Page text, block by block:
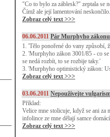
"Co to bylo za záblesk?" zeptala se
Čímž ale její lamentování
Zobraz celý text >>>
06.06.2011 Pár Murphyho zákonu
1. 'Tělo ponořené do vany způsobí,
2. 'Murphyho zákon 3001/85 - co
se nedá rozbít, to se rozbije taky.'
3. 'Murphyho optimistický zákon:
Zobraz celý text >>>
03.06.2011 Nepoužívejte
Příklad:
Velice mne stolicuje, když se ani za
infolince ze mne dělají samce
Zobraz celý text >>>